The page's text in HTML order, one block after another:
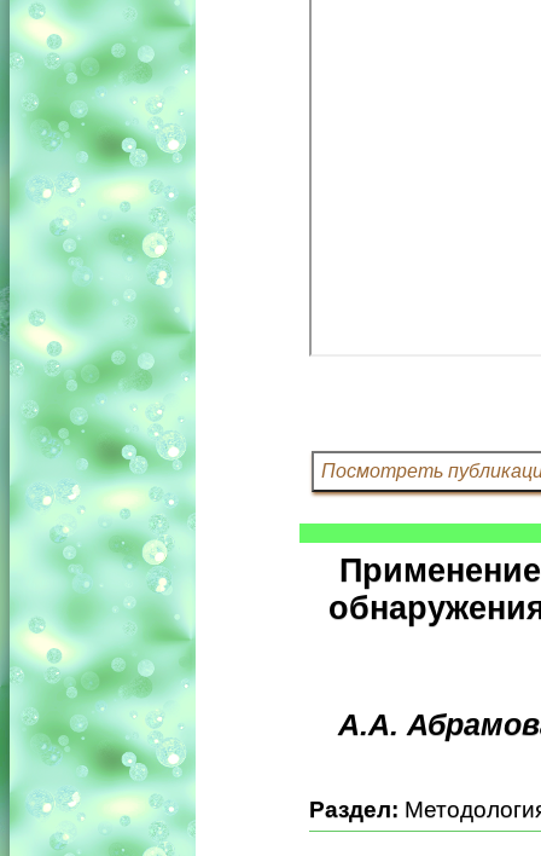
А.А.
Раздел: